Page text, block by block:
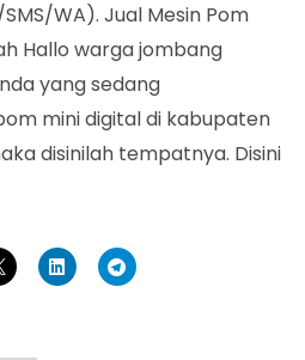
WA). Jual Mesin Pom
Hallo warga jombang
yang sedang
mini digital di kabupaten
disinilah tempatnya. Disini